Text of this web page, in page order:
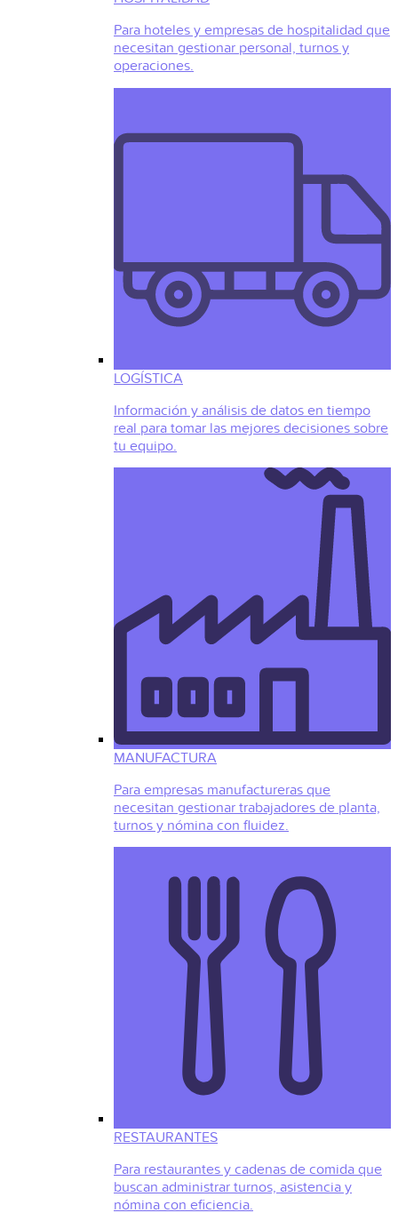
Para hoteles y empresas de hospitalidad que
necesitan gestionar personal, turnos y
operaciones.
LOGÍSTICA
Información y análisis de datos en tiempo
real para tomar las mejores decisiones sobre
tu equipo.
MANUFACTURA
Para empresas manufactureras que
necesitan gestionar trabajadores de planta,
turnos y nómina con fluidez.
RESTAURANTES
Para restaurantes y cadenas de comida que
buscan administrar turnos, asistencia y
nómina con eficiencia.